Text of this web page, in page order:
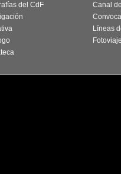
del CdF
Canal
Líneas